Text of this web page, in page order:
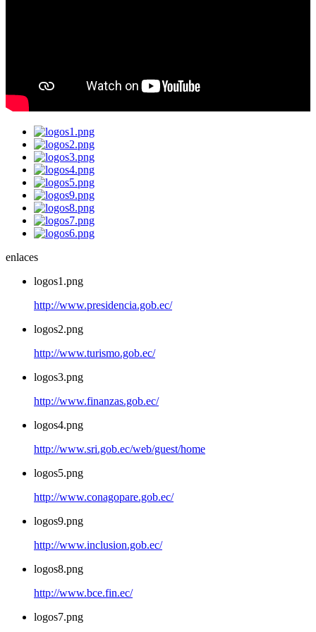
enlaces
logos1.png
http://www.presidencia.gob.ec/
logos2.png
http://www.turismo.gob.ec/
logos3.png
http://www.finanzas.gob.ec/
logos4.png
http://www.sri.gob.ec/web/guest/home
logos5.png
http://www.conagopare.gob.ec/
logos9.png
http://www.inclusion.gob.ec/
logos8.png
http://www.bce.fin.ec/
logos7.png